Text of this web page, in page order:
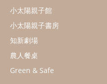
小太陽親子館
小太陽親子書房
知新劇場
農人餐桌
Green & Safe